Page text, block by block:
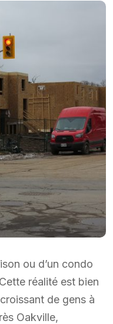
ou d’un condo
réalité est bien
de gens à
Oakville,